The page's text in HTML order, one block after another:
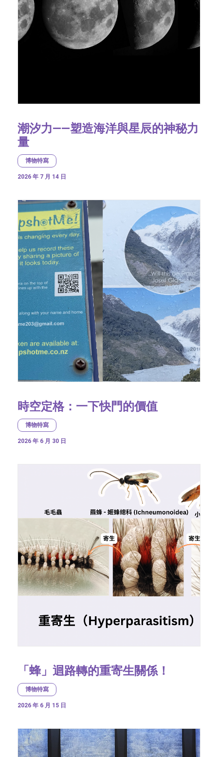
潮汐力——塑造海洋與星辰的神秘力
量
博物特寫
2026 年 7 月 14 日
時空定格：一下快門的價值
博物特寫
2026 年 6 月 30 日
「蜂」迴路轉的重寄生關係！
博物特寫
2026 年 6 月 15 日